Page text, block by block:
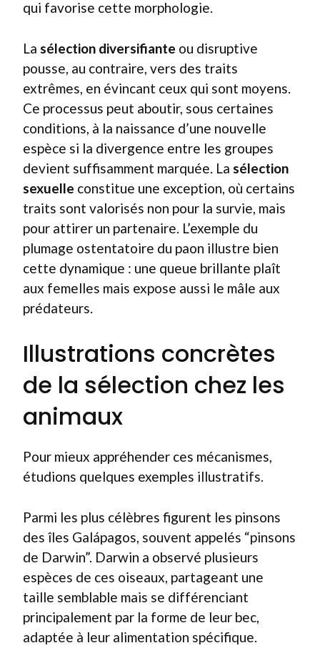
qui favorise cette morphologie.
La sélection diversifiante ou disruptive
pousse, au contraire, vers des traits
extrêmes, en évincant ceux qui sont moyens.
Ce processus peut aboutir, sous certaines
conditions, à la naissance d’une nouvelle
espèce si la divergence entre les groupes
devient suffisamment marquée. La sélection
sexuelle constitue une exception, où certains
traits sont valorisés non pour la survie, mais
pour attirer un partenaire. L’exemple du
plumage ostentatoire du paon illustre bien
cette dynamique : une queue brillante plaît
aux femelles mais expose aussi le mâle aux
prédateurs.
Illustrations concrètes
de la sélection chez les
animaux
Pour mieux appréhender ces mécanismes,
étudions quelques exemples illustratifs.
Parmi les plus célèbres figurent les pinsons
des îles Galápagos, souvent appelés “pinsons
de Darwin”. Darwin a observé plusieurs
espèces de ces oiseaux, partageant une
taille semblable mais se différenciant
principalement par la forme de leur bec,
adaptée à leur alimentation spécifique.